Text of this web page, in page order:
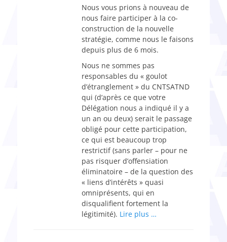
Nous vous prions à nouveau de
nous faire participer à la co-
construction de la nouvelle
stratégie, comme nous le faisons
depuis plus de 6 mois.
Nous ne sommes pas
responsables du « goulot
d’étranglement » du CNTSATND
qui (d’après ce que votre
Délégation nous a indiqué il y a
un an ou deux) serait le passage
obligé pour cette participation,
ce qui est beaucoup trop
restrictif (sans parler – pour ne
pas risquer d’offensiation
éliminatoire – de la question des
« liens d’intérêts » quasi
omniprésents, qui en
disqualifient fortement la
légitimité). Lire plus …